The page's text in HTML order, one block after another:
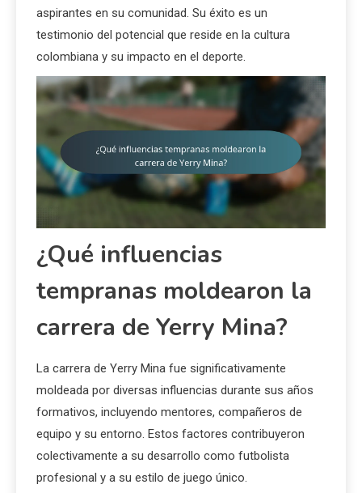
aspirantes en su comunidad. Su éxito es un
testimonio del potencial que reside en la cultura
colombiana y su impacto en el deporte.
¿Qué influencias
tempranas moldearon la
carrera de Yerry Mina?
La carrera de Yerry Mina fue significativamente
moldeada por diversas influencias durante sus años
formativos, incluyendo mentores, compañeros de
equipo y su entorno. Estos factores contribuyeron
colectivamente a su desarrollo como futbolista
profesional y a su estilo de juego único.